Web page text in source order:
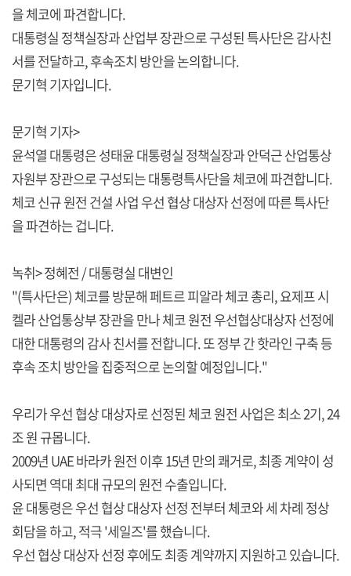
을 체코에 파견합니다.
대통령실 정책실장과 산업부 장관으로 구성된 특사단은 감사친
서를 전달하고, 후속조치 방안을 논의합니다.
문기혁 기자입니다.
문기혁 기자>
윤석열 대통령은 성태윤 대통령실 정책실장과 안덕근 산업통상
자원부 장관으로 구성되는 대통령특사단을 체코에 파견합니다.
체코 신규 원전 건설 사업 우선 협상 대상자 선정에 따른 특사단
을 파견하는 겁니다.
녹취> 정혜전 / 대통령실 대변인
"(특사단은) 체코를 방문해 페트르 피알라 체코 총리, 요제프 시
켈라 산업통상부 장관을 만나 체코 원전 우선협상대상자 선정에
대한 대통령의 감사 친서를 전합니다. 또 정부 간 핫라인 구축 등
후속 조치 방안을 집중적으로 논의할 예정입니다."
우리가 우선 협상 대상자로 선정된 체코 원전 사업은 최소 2기, 24
조 원 규몹니다.
2009년 UAE 바라카 원전 이후 15년 만의 쾌거로, 최종 계약이 성
사되면 역대 최대 규모의 원전 수출입니다.
윤 대통령은 우선 협상 대상자 선정 전부터 체코와 세 차례 정상
회담을 하고, 적극 '세일즈'를 했습니다.
우선 협상 대상자 선정 후에도 최종 계약까지 지원하고 있습니다.